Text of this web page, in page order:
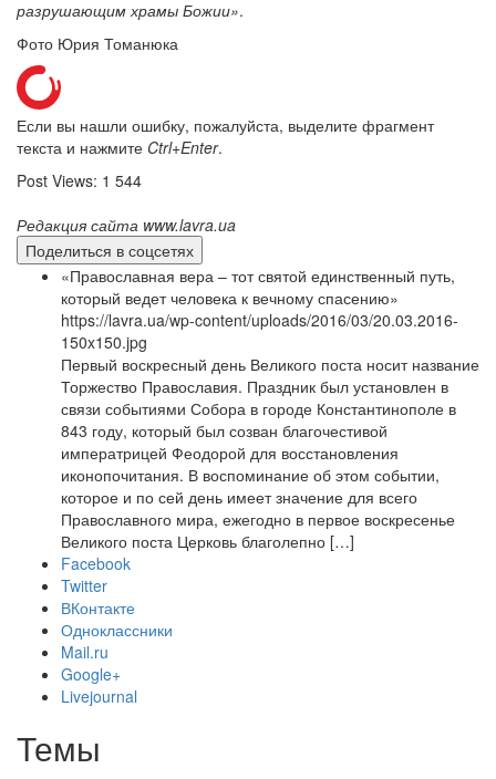
разрушающим храмы Божии».
Фото Юрия Томанюка
Если вы нашли ошибку, пожалуйста, выделите фрагмент
текста и нажмите Ctrl+Enter.
Post Views: 1 544
Редакция сайта www.lavra.ua
Поделиться в соцсетях
«Православная вера – тот святой единственный путь,
который ведет человека к вечному спасению»
https://lavra.ua/wp-content/uploads/2016/03/20.03.2016-
150x150.jpg
Первый воскресный день Великого поста носит название
Торжество Православия. Праздник был установлен в
связи событиями Собора в городе Константинополе в
843 году, который был созван благочестивой
императрицей Феодорой для восстановления
иконопочитания. В воспоминание об этом событии,
которое и по сей день имеет значение для всего
Православного мира, ежегодно в первое воскресенье
Великого поста Церковь благолепно […]
Facebook
Twitter
ВКонтакте
Одноклассники
Mail.ru
Google+
Livejournal
Темы